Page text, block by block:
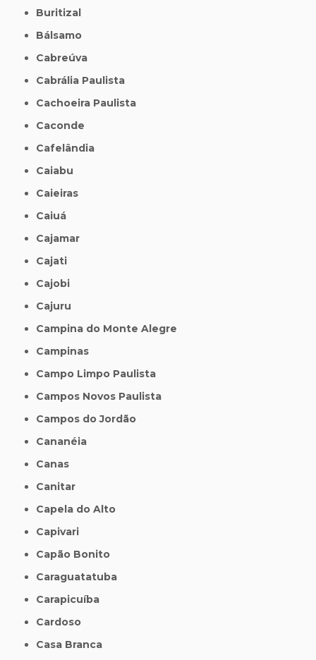
Buritizal
Bálsamo
Cabreúva
Cabrália Paulista
Cachoeira Paulista
Caconde
Cafelândia
Caiabu
Caieiras
Caiuá
Cajamar
Cajati
Cajobi
Cajuru
Campina do Monte Alegre
Campinas
Campo Limpo Paulista
Campos Novos Paulista
Campos do Jordão
Cananéia
Canas
Canitar
Capela do Alto
Capivari
Capão Bonito
Caraguatatuba
Carapicuíba
Cardoso
Casa Branca